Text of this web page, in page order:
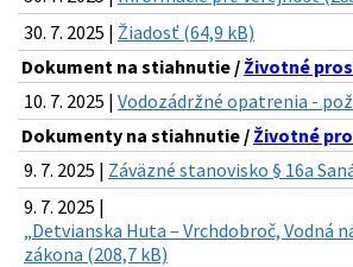
30. 7. 2025 | Žiadosť (64,9 kB)
Dokument na stiahnutie / Životné
10. 7. 2025 | Vodozádržné opatrenia -
Dokumenty na stiahnutie / Životné
9. 7. 2025 | Záväzné stanovisko § 16a
9. 7. 2025 |
„Detvianska Huta – Vrchdobroč,
zákona (208,7 kB)